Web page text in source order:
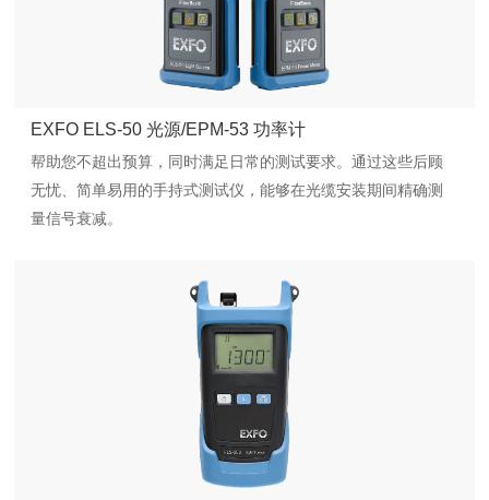
EXFO ELS-50 光源/EPM-53 功率计
帮助您不超出预算，同时满足日常的测试要求。通过这些后顾
无忧、简单易用的手持式测试仪，能够在光缆安装期间精确测
量信号衰减。